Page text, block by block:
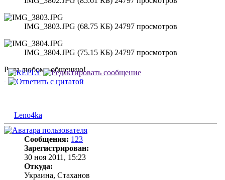
IMG_3803.JPG (68.75 КБ) 24797 просмотров
IMG_3804.JPG (75.15 КБ) 24797 просмотров
Рада любому общению!
Leno4ka
Сообщения: 123
Зарегистрирован:
30 ноя 2011, 15:23
Откуда:
Украина, Стаханов